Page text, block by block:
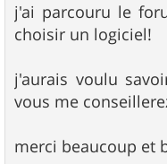
j'ai parcouru le
choisir un logiciel!
j'aurais voulu
vous me
merci beaucoup et